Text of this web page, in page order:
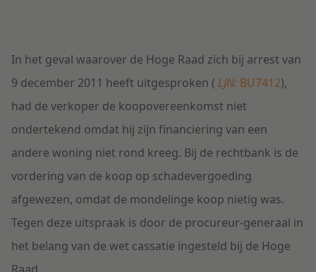
In het geval waarover de Hoge Raad zich bij arrest van
9 december 2011 heeft uitgesproken ( LJN: BU7412),
had de verkoper de koopovereenkomst niet
ondertekend omdat hij zijn financiering van een
andere woning niet rond kreeg. Bij de rechtbank is de
vordering van de koop op schadevergoeding
afgewezen, omdat de mondelinge koop nietig was.
Tegen deze uitspraak is door de procureur-generaal in
het belang van de wet cassatie ingesteld bij de Hoge